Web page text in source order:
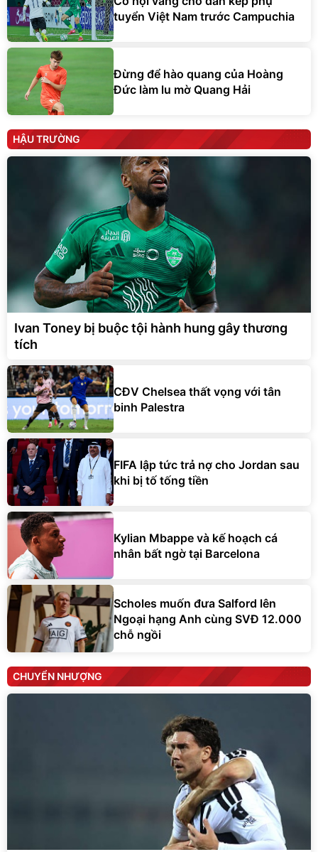
tuyển Việt Nam trước Campuchia
Đừng để hào quang của Hoàng
Đức làm lu mờ Quang Hải
HẬU TRƯỜNG
Ivan Toney bị buộc tội hành hung gây thương
tích
CĐV Chelsea thất vọng với tân
binh Palestra
FIFA lập tức trả nợ cho Jordan sau
khi bị tố tống tiền
Kylian Mbappe và kế hoạch cá
nhân bất ngờ tại Barcelona
Scholes muốn đưa Salford lên
Ngoại hạng Anh cùng SVĐ 12.000
chỗ ngồi
CHUYỂN NHƯỢNG